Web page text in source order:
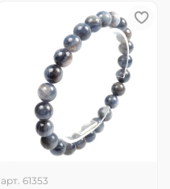
арт. 61353